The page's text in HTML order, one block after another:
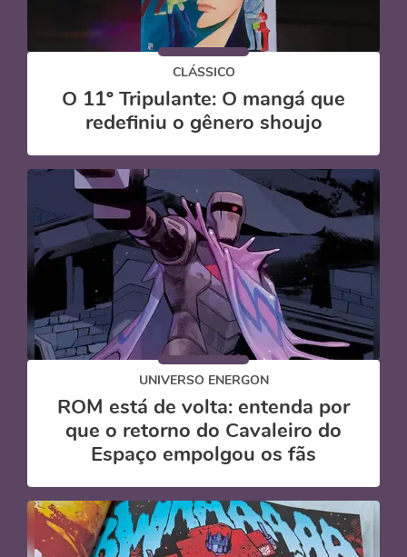
CLÁSSICO
O 11º Tripulante: O mangá que
redefiniu o gênero shoujo
UNIVERSO ENERGON
ROM está de volta: entenda por
que o retorno do Cavaleiro do
Espaço empolgou os fãs